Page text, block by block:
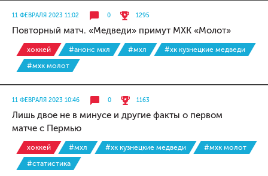
11 ФЕВРАЛЯ 2023 11:02 0 1295
Повторный матч. «Медведи» примут МХК «Молот»
хоккей #анонс мхл #мхл
#хк кузнецкие медведи
#мхк молот
11 ФЕВРАЛЯ 2023 10:46 0 1163
Лишь двое не в минусе и другие факты о первом
матче с Пермью
хоккей #мхл #хк кузнецкие медведи
#мхк молот
#статистика